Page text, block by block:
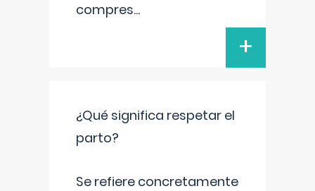
compres...
+
¿Qué significa respetar el
parto?
Se refiere concretamente